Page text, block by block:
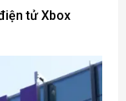
tử Xbox